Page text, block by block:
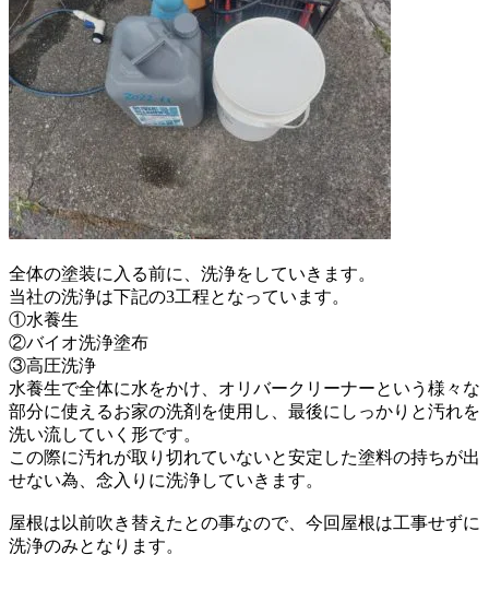
全体の塗装に入る前に、洗浄をしていきます。
当社の洗浄は下記の3工程となっています。
①水養生
②バイオ洗浄塗布
③高圧洗浄
水養生で全体に水をかけ、オリバークリーナーという 様々な
部分に使えるお家の洗剤を使用し、 最後にしっかりと汚れを
洗い流していく形です。
この際に汚れが取り切れていないと安定した塗料の持ちが出
せない為、念入りに洗浄していきます。
屋根は以前吹き替えたとの事なので、 今回屋根は工事せずに
洗浄のみとなります。